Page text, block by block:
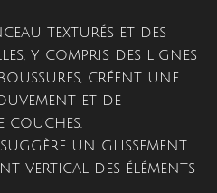
texturés et des
y compris des lignes
créent une
et de
couches.
un glissement
vertical des éléments